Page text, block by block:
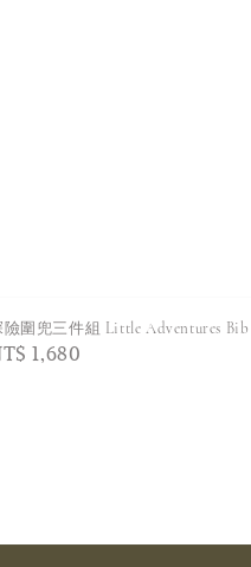
險圍兜三件組 Little Adventures Bib
1,680